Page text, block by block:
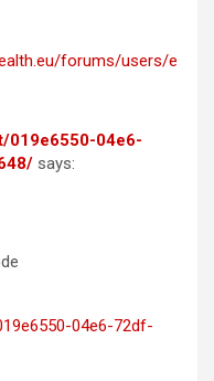
forums/users/e
019e6550-04e6-
says:
04e6-72df-